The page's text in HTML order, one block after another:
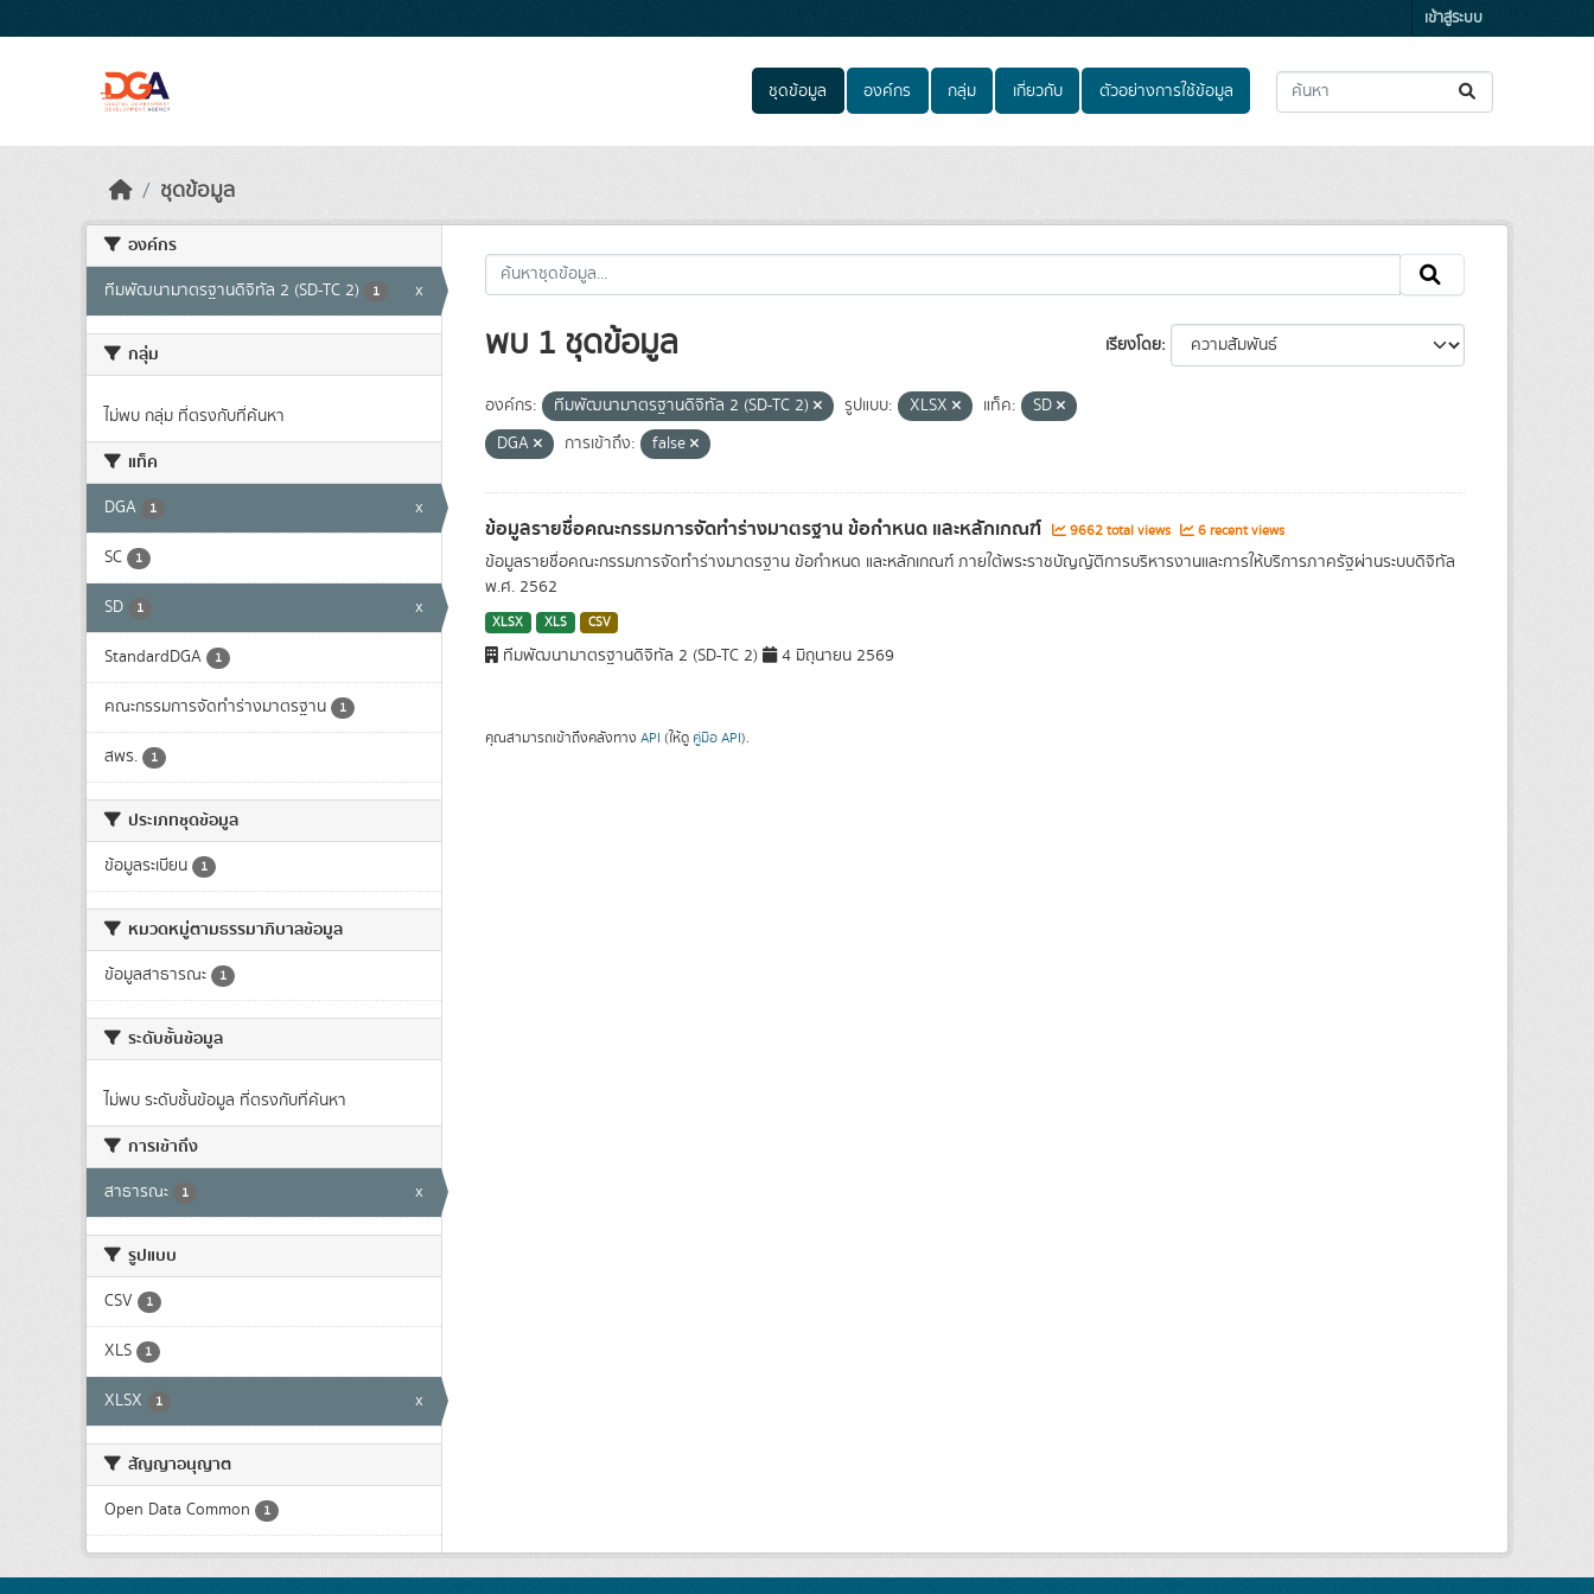
เข้าสู่ระบบ
ชุดข้อมูล องค์กร กลุ่ม เกี่ยวกับ ตัวอย่างการใช้ข้อมูล
ชุดข้อมูล
องค์กร
ทีมพัฒนามาตรฐานดิจิทัล 2 (SD-TC 2) 1 x
กลุ่ม
ไม่พบ กลุ่ม ที่ตรงกับที่ค้นหา
แท็ค
DGA 1 x
SC 1
SD 1 x
StandardDGA 1
คณะกรรมการจัดทำร่างมาตรฐาน 1
สพร. 1
ประเภทชุดข้อมูล
ข้อมูลระเบียน 1
หมวดหมู่ตามธรรมาภิบาลข้อมูล
ข้อมูลสาธารณะ 1
ระดับชั้นข้อมูล
ไม่พบ ระดับชั้นข้อมูล ที่ตรงกับที่ค้นหา
การเข้าถึง
สาธารณะ 1 x
รูปแบบ
CSV 1
XLS 1
XLSX 1 x
สัญญาอนุญาต
Open Data Common 1
เรียงโดย
พบ 1 ชุดข้อมูล
องค์กร: ทีมพัฒนามาตรฐานดิจิทัล 2 (SD-TC 2) รูปแบบ: XLSX แท็ค:
SD
DGA
การเข้าถึง: false
ข้อมูลรายชื่อคณะกรรมการจัดทำร่างมาตรฐาน ข้อกำหนด และหลักเกณฑ์ 9662 total views 6 recent views
ข้อมูลรายชื่อคณะกรรมการจัดทำร่างมาตรฐาน ข้อกำหนด และหลักเกณฑ์ ภายใต้พระราชบัญญัติการบริหารงานและการให้บริการภาครัฐผ่านระบบดิจิทัล
พ.ศ. 2562
XLSX XLS CSV
ทีมพัฒนามาตรฐานดิจิทัล 2 (SD-TC 2) 4 มิถุนายน 2569
คุณสามารถเข้าถึงคลังทาง API (ให้ดู คู่มือ API).